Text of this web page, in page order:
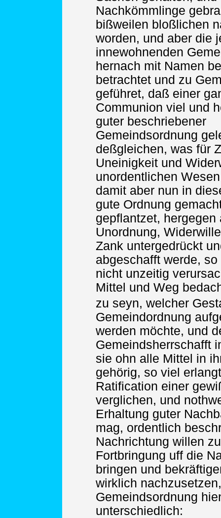
Nachkömmlinge
bißweilen bloßlichen
worden, und aber die
innewohnenden
hernach mit Namen
betrachtet und zu
geführet, daß einer
Communion viel und
guter beschriebener
Gemeindsordnung
deßgleichen, was für
Uneinigkeit und
unordentlichen
damit aber nun in
gute Ordnung
gepflantzet, hergegen
Unordnung,
Zank untergedrückt
abgeschafft werde,
nicht unzeitig
Mittel und Weg
zu seyn, welcher
Gemeindordnung
werden möchte, und
Gemeindsherrschafft
sie ohn alle Mittel in
gehörig, so viel
Ratification einer
verglichen, und
Erhaltung guter
mag, ordentlich
Nachrichtung willen
Fortbringung uff die
bringen und
wirklich
Gemeindsordnung
unterschiedlich: